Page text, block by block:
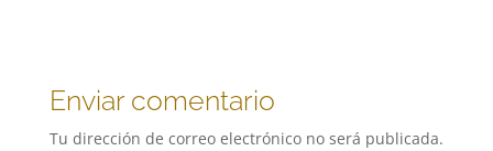
Enviar comentario
Tu dirección de correo electrónico no será publicada.